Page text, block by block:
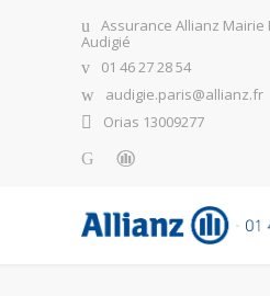
Assurance Allianz Mairie
Audigié
01 46 27 28 54
audigie.paris@allianz.fr
Orias 13009277